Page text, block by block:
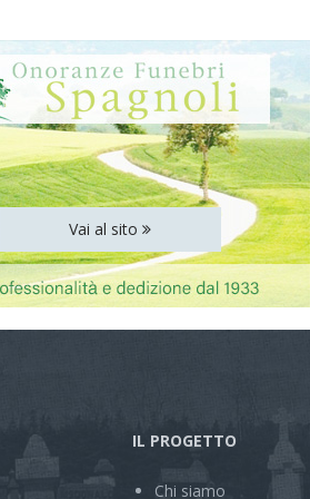
Vai al sito
IL PROGETTO
Chi siamo